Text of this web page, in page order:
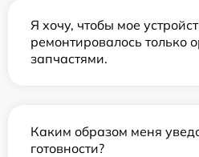
Я хочу, чтобы мое
ремонтировалось только
запчастями.
Каким образом меня
готовности?